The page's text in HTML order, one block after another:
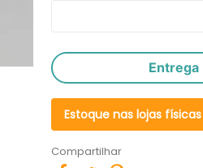
Entrega
Estoque nas lojas físicas
Compartilhar